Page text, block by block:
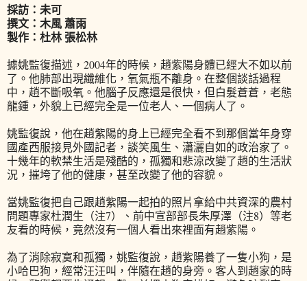
採訪：未可
撰文：木風 蕭雨
製作：杜林 張松林
據姚監復描述，2004年的時候，趙紫陽身體已經大不如以前
了。他肺部出現纖維化，氧氣瓶不離身。在整個談話過程
中，趙不斷吸氧。他腦子反應還是很快，但白髮蒼蒼，老態
龍鍾，外貌上已經完全是一位老人、一個病人了。
姚監復說，他在趙紫陽的身上已經完全看不到那個當年身穿
國產西服接見外國記者，談笑風生、瀟灑自如的政治家了。
十幾年的軟禁生活是殘酷的，孤獨和悲涼改變了趙的生活狀
況，摧垮了他的健康，甚至改變了他的容貌。
當姚監復把自己跟趙紫陽一起拍的照片拿給中共資深的農村
問題專家杜潤生（注7）、前中宣部部長朱厚澤（注8）等老
友看的時候，竟然沒有一個人看出來裡面有趙紫陽。
為了消除寂寞和孤獨，姚監復說，趙紫陽養了一隻小狗，是
小哈巴狗，經常汪汪叫，伴隨在趙的身旁。客人到趙家的時